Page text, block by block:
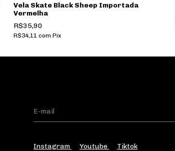
Vela Skate Black Sheep Importada
Vermelha
R$35,90
R$34,11 com Pix
Instagram Youtube Tiktok